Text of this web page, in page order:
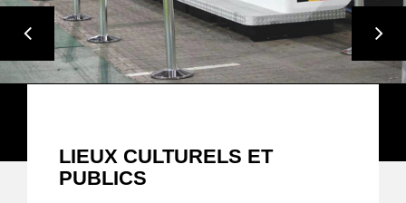
LIEUX CULTURELS ET
PUBLICS